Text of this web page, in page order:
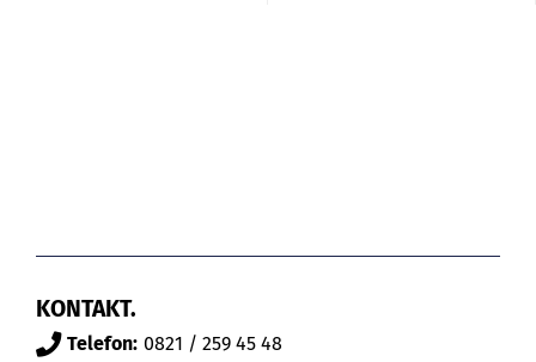
KONTAKT.
Telefon: 0821 / 259 45 48